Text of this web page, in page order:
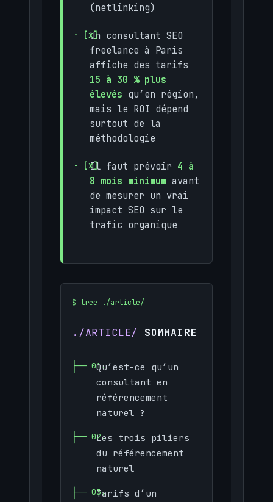
(netlinking)
Un consultant SEO
freelance à Paris
affiche des tarifs
15 à 30 % plus
élevés qu’en région,
mais le ROI dépend
surtout de la
méthodologie
Il faut prévoir 4 à
8 mois minimum avant
de mesurer un vrai
impact SEO sur le
trafic organique
SOMMAIRE
Qu’est-ce qu’un
consultant en
référencement
naturel ?
Les trois piliers
du référencement
naturel
Tarifs d’un